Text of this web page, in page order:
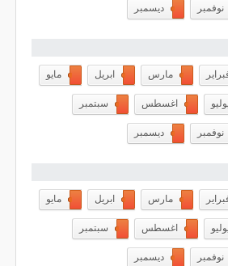
نوفمبر ديسمبر
مارس ابريل مايو
اغسطس سبتمبر
نوفمبر ديسمبر
مارس ابريل مايو
اغسطس سبتمبر
نوفمبر ديسمبر